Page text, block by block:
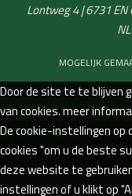
Lontweg 4 | 6731
MOGELIJK
Door de site te te blijven
van cookies.meer
De cookie-instellingen
cookies "om u de beste
deze website te
instellingen of u klikt op